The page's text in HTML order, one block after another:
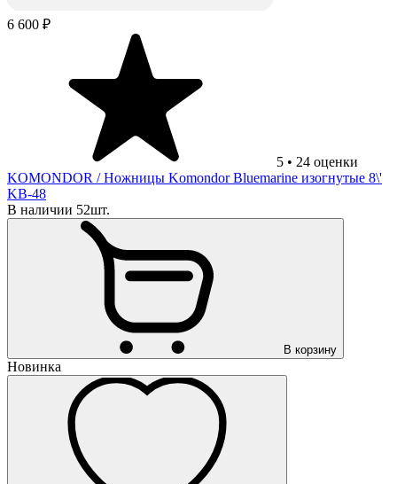
6 600 ₽
5 • 24 оценки
KOMONDOR / Ножницы Komondor Bluemarine изогнутые 8\'
KB-48
В наличии 52шт.
В корзину
Новинка